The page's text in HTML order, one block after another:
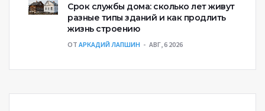
Срок службы дома: сколько лет живут
разные типы зданий и как продлить
жизнь строению
ОТ АРКАДИЙ ЛАПШИН АВГ, 6 2026